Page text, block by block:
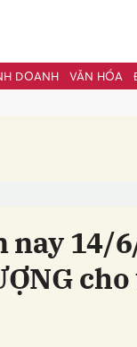
DOANH VĂN HÓA
nay 14/